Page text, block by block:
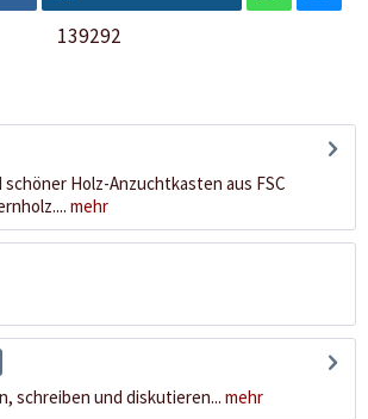
139292
Holz-Anzuchtkasten aus FSC
mehr
schreiben und diskutieren... mehr